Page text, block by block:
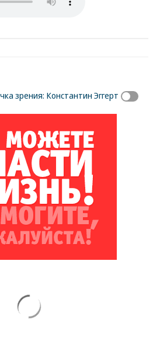
зрения: Константин Эггерт